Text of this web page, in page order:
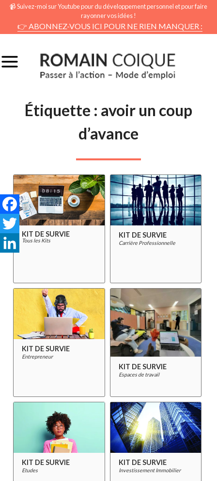
📹 Suivez-moi sur Youtube pour du développement personnel et pour faire
rayonner vos idées !
👉 ABONNEZ-VOUS ICI POUR NE RIEN MANQUER :
Étiquette : avoir un coup
d’avance
KIT DE SURVIE
Tous les Kits
KIT DE SURVIE
Carrière Professionnelle
KIT DE SURVIE
Entrepreneur
KIT DE SURVIE
Espaces de travail
KIT DE SURVIE
Etudes
KIT DE SURVIE
Investissement Immobilier
Facebook
Twitter